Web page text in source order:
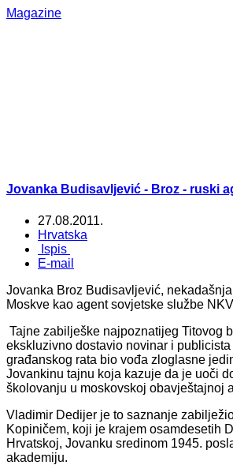
Magazine
Jovanka Budisavljević - Broz - ruski
27.08.2011.
Hrvatska
Ispis
E-mail
Jovanka Broz Budisavljević,
Moskve kao agent sovjetske službe
Tajne zabilješke najpoznatijeg Titovog
ekskluzivno dostavio novinar i
građanskog rata bio vođa zloglasne
Jovankinu tajnu koja kazuje da je uoči
školovanju u moskovskoj obavještajnoj
Vladimir Dedijer je to saznanje
Kopiničem, koji je krajem osamdesetih
Hrvatskoj, Jovanku sredinom 1945.
akademiju.